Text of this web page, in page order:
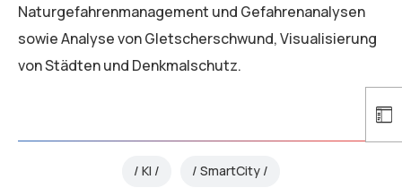
Naturgefahrenmanagement und Gefahrenanalysen
sowie Analyse von Gletscherschwund, Visualisierung
von Städten und Denkmalschutz.
KI SmartCity